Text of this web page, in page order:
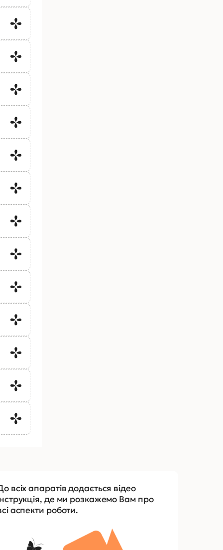
всіх апаратів додається відео
де ми розкажемо Вам про
аспекти роботи.